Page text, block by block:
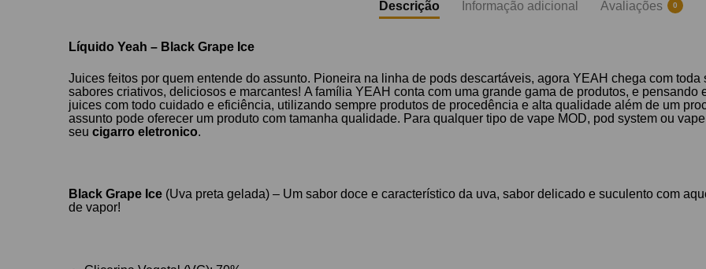
Descrição Informação adicional Avaliações 0
Líquido Yeah – Black Grape Ice
Juices feitos por quem entende do assunto. Pioneira na linha de pods descartáveis, agora YEAH chega com
sabores criativos, deliciosos e marcantes! A família YEAH conta com uma grande gama de produtos, e pensando
juices com todo cuidado e eficiência, utilizando sempre produtos de procedência e alta qualidade além de um
assunto pode oferecer um produto com tamanha qualidade. Para qualquer tipo de vape MOD, pod system ou
seucigarro eletronico.
Black Grape Ice (Uva preta gelada) – Um sabor doce e característico da uva, sabor delicado e suculento com
de vapor!